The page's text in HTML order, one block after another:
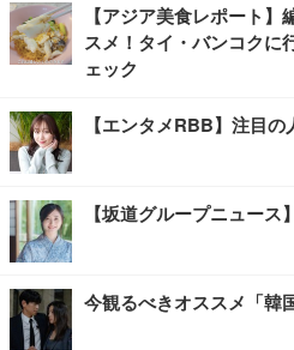
【アジア美食レポート
スメ！タイ・バンコクに
ェック
【エンタメRBB】注目
【坂道グループニュー
今観るべきオススメ「韓